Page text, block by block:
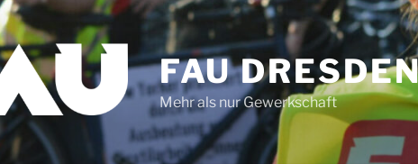
FAU
Mehr als nur Gewerkschaft